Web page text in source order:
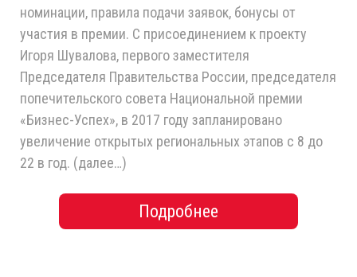
номинации, правила подачи заявок, бонусы от
участия в премии. С присоединением к проекту
Игоря Шувалова, первого заместителя
Председателя Правительства России, председателя
попечительского совета Национальной премии
«Бизнес-Успех», в 2017 году запланировано
увеличение открытых региональных этапов с 8 до
22 в год. (далее…)
Подробнее